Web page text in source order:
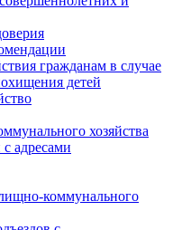
гражданам в случае
детей
хозяйства
адресами
коммунального